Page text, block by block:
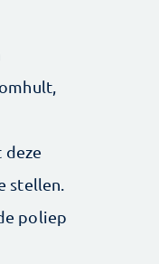
deze
stellen.
poliep